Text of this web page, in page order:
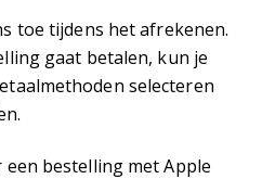
toe tijdens het afrekenen.
gaat betalen, kun je
selecteren
bestelling met Apple